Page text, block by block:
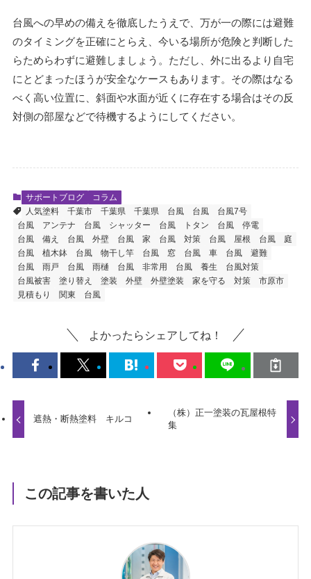
台風への早めの備えを徹底したうえで、万が一の際には避難
のタイミングを正確にとらえ、今いる場所が危険と判断した
らためらわずに避難しましょう。ただし、外に出るより自宅
にとどまったほうが安全なケースもあります。その際はなる
べく高い位置に、斜面や水面が近くに存在する場合はその反
対側の部屋などで待機するようにしてください。
サポートブログ
コラム
人気塗料
千葉市 千葉県 千葉県 台風 台風
台風7号
台風 アンテナ
台風 シャッター 台風 トタン
台風 停電
台風 備え
台風 外壁 台風 家 台風 対策 台風 屋根
台風 庭
台風 植木鉢
台風 物干し竿 台風 窓 台風 車
台風 避難
台風 雨戸
台風 雨樋 台風 非常用 台風 養生
台風対策
台風被害
塗り替え 塗装 外壁 外壁塗装 家を守る 対策
市原市
見積もり
関東 台風
よかったらシェアしてね！
遮熱・断熱塗料 キルコ
（株）正一塗装の瓦屋根特
集
この記事を書いた人